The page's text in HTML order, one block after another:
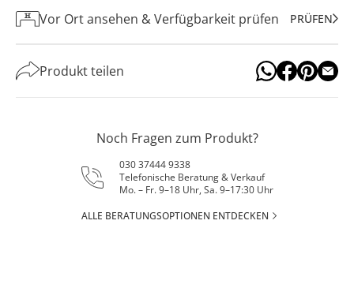
Vor Ort ansehen & Verfügbarkeit prüfen PRÜFEN
Produkt teilen
Noch Fragen zum Produkt?
030 37444 9338
Telefonische Beratung & Verkauf
Mo. – Fr. 9–18 Uhr, Sa. 9–17:30 Uhr
ALLE BERATUNGSOPTIONEN ENTDECKEN